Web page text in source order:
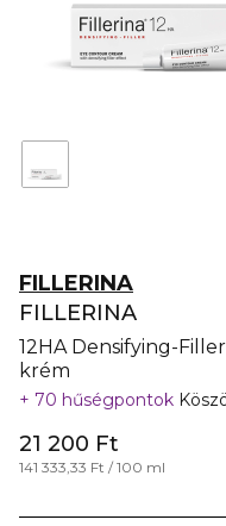
FILLERINA
FILLERINA
12HA Densifying-
krém
70 hűségpontok
21 200 Ft
141 333,33 Ft / 100 ml